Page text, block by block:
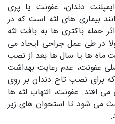
دندان، عفونت یا پری
بیماری های لثه است که در
حمله باکتری ها به بافت لثه
در طی عمل جراحی ایجاد می
ماه ها یا سال ها بعد از نصب
عفونت، عدم رعایت بهداشت
برای نصب تاج دندان بر روی
افتد. عفونت، التهاب لثه ها
می شود تا استخوان های زیر